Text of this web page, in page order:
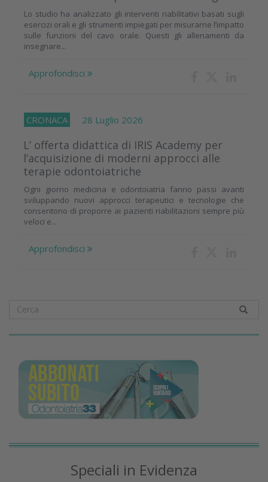
Lo studio ha analizzato gli interventi riabilitativi basati sugli
esercizi orali e gli strumenti impiegati per misurarne l’impatto
sulle funzioni del cavo orale. Questi gli allenamenti da
insegnare...
Approfondisci
CRONACA 28 Luglio 2026
L’ offerta didattica di IRIS Academy per
l’acquisizione di moderni approcci alle
terapie odontoiatriche
Ogni giorno medicina e odontoiatria fanno passi avanti
sviluppando nuovi approcci terapeutici e tecnologie che
consentono di proporre ai pazienti riabilitazioni sempre più
veloci e...
Approfondisci
Speciali in Evidenza